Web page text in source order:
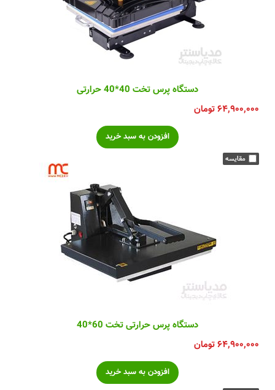
دستگاه پرس تخت 40*40 حرارتی
۶۴,۹۰۰,۰۰۰تومان
دستگاه پرس حرارتی تخت 60*40
۶۴,۹۰۰,۰۰۰تومان